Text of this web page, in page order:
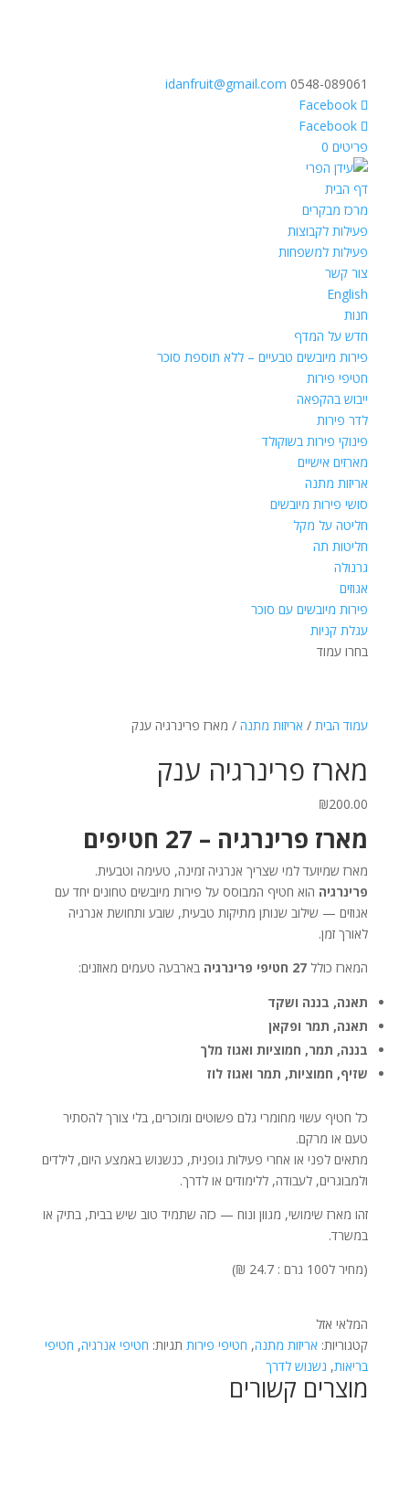
0548-089061
idanfruit@gmail.com
פריטים 0
דף הבית
מרכז מבקרים
פעילות לקבוצות
פעילות למשפחות
צור קשר
English
חנות
חדש על המדף
פירות מיובשים טבעיים – ללא תוספת סוכר
חטיפי פירות
ייבוש בהקפאה
לדר פירות
פינוקי פירות בשוקולד
מארזים אישיים
אריזות מתנה
סושי פירות מיובשים
חליטה על מקל
חליטות תה
גרנולה
אגוזים
פירות מיובשים עם סוכר
עגלת קניות
בחרו עמוד
עמוד הבית/ אריזות מתנה/ מארז פרינרגיה ענק
מארז פרינרגיה ענק
₪200.00
מארז פרינרגיה – 27 חטיפים
מארז שמיועד למי שצריך אנרגיה זמינה, טעימה וטבעית.
פרינרגיה הוא חטיף המבוסס על פירות מיובשים טחונים יחד עם
אגוזים — שילוב שנותן מתיקות טבעית, שובע ותחושת אנרגיה
לאורך זמן.
המארז כולל 27 חטיפי פרינרגיה
בארבעה טעמים מאוזנים:
תאנה, בננה ושקד
תאנה, תמר ופקאן
בננה, תמר, חמוציות ואגוז מלך
שזיף, חמוציות, תמר ואגוז לוז
כל חטיף עשוי מחומרי גלם פשוטים ומוכרים, בלי צורך להסתיר
טעם או מרקם.
מתאים לפני או אחרי פעילות גופנית, כנשנוש באמצע היום, לילדים
ולמבוגרים, לעבודה, ללימודים או לדרך.
זהו מארז שימושי, מגוון ונוח — כזה שתמיד טוב שיש בבית, בתיק או
במשרד.
(מחיר ל100 גרם : 24.7 ₪)
המלאי אזל
קטגוריות: אריזות מתנה, חטיפי פירות תגיות: חטיפי אנרגיה, חטיפי
בריאות, נשנוש לדרך
מוצרים קשורים